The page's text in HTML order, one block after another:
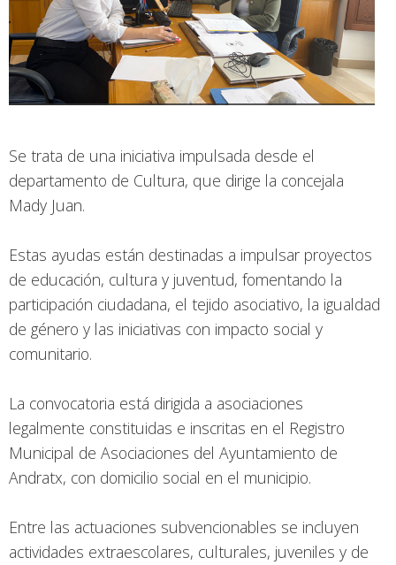
Se trata de una iniciativa impulsada desde el
departamento de Cultura, que dirige la concejala
Mady Juan.
Estas ayudas están destinadas a impulsar proyectos
de educación, cultura y juventud, fomentando la
participación ciudadana, el tejido asociativo, la igualdad
de género y las iniciativas con impacto social y
comunitario.
La convocatoria está dirigida a asociaciones
legalmente constituidas e inscritas en el Registro
Municipal de Asociaciones del Ayuntamiento de
Andratx, con domicilio social en el municipio.
Entre las actuaciones subvencionables se incluyen
actividades extraescolares, culturales, juveniles y de